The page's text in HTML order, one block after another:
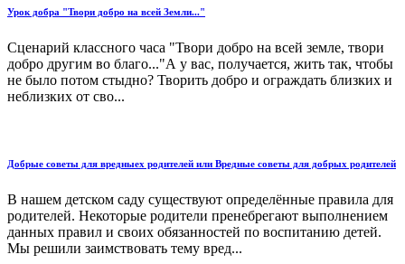
Урок добра "Твори добро на всей Земли..."
Сценарий классного часа "Твори добро на всей земле, твори
добро другим во благо..."А у вас, получается, жить так, чтобы
не было потом стыдно? Творить добро и ограждать близких и
неблизких от сво...
Добрые советы для вредныех родителей или Вредные советы для добрых родителей
В нашем детском саду существуют определённые правила для
родителей. Некоторые родители пренебрегают выполнением
данных правил и своих обязанностей по воспитанию детей.
Мы решили заимствовать тему вред...